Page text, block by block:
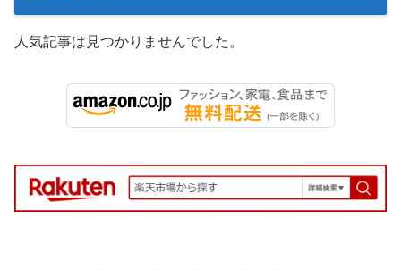
人気記事は見つかりませんでした。